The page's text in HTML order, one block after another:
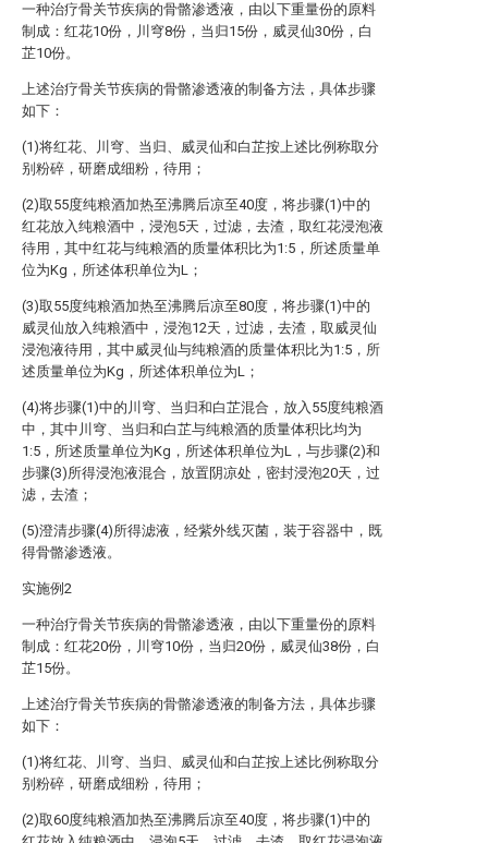
一种治疗骨关节疾病的骨骼渗透液，由以下重量份的原料
制成：红花10份，川穹8份，当归15份，威灵仙30份，白
芷10份。
上述治疗骨关节疾病的骨骼渗透液的制备方法，具体步骤
如下：
(1)将红花、川穹、当归、威灵仙和白芷按上述比例称取分
别粉碎，研磨成细粉，待用；
(2)取55度纯粮酒加热至沸腾后凉至40度，将步骤(1)中的
红花放入纯粮酒中，浸泡5天，过滤，去渣，取红花浸泡液
待用，其中红花与纯粮酒的质量体积比为1:5，所述质量单
位为Kg，所述体积单位为L；
(3)取55度纯粮酒加热至沸腾后凉至80度，将步骤(1)中的
威灵仙放入纯粮酒中，浸泡12天，过滤，去渣，取威灵仙
浸泡液待用，其中威灵仙与纯粮酒的质量体积比为1:5，所
述质量单位为Kg，所述体积单位为L；
(4)将步骤(1)中的川穹、当归和白芷混合，放入55度纯粮酒
中，其中川穹、当归和白芷与纯粮酒的质量体积比均为
1:5，所述质量单位为Kg，所述体积单位为L，与步骤(2)和
步骤(3)所得浸泡液混合，放置阴凉处，密封浸泡20天，过
滤，去渣；
(5)澄清步骤(4)所得滤液，经紫外线灭菌，装于容器中，既
得骨骼渗透液。
实施例2
一种治疗骨关节疾病的骨骼渗透液，由以下重量份的原料
制成：红花20份，川穹10份，当归20份，威灵仙38份，白
芷15份。
上述治疗骨关节疾病的骨骼渗透液的制备方法，具体步骤
如下：
(1)将红花、川穹、当归、威灵仙和白芷按上述比例称取分
别粉碎，研磨成细粉，待用；
(2)取60度纯粮酒加热至沸腾后凉至40度，将步骤(1)中的